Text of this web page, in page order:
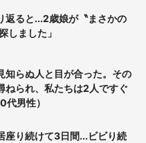
返ると...2歳娘が〝まさかの
ました」
知らぬ人と目が合った。その
ねられ、私たちは2人ですぐ
代男性）
座り続けて3日間...ビビり続